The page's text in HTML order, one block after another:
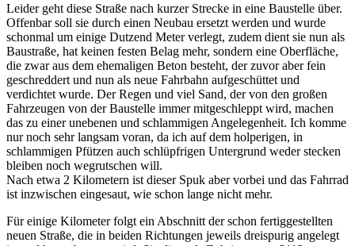
Leider geht diese Straße nach kurzer Strecke in eine Baustelle über.
Offenbar soll sie durch einen Neubau ersetzt werden und wurde
schonmal um einige Dutzend Meter verlegt, zudem dient sie nun als
Baustraße, hat keinen festen Belag mehr, sondern eine Oberfläche,
die zwar aus dem ehemaligen Beton besteht, der zuvor aber fein
geschreddert und nun als neue Fahrbahn aufgeschüttet und
verdichtet wurde. Der Regen und viel Sand, der von den großen
Fahrzeugen von der Baustelle immer mitgeschleppt wird, machen
das zu einer unebenen und schlammigen Angelegenheit. Ich komme
nur noch sehr langsam voran, da ich auf dem holperigen, in
schlammigen Pfützen auch schlüpfrigen Untergrund weder stecken
bleiben noch wegrutschen will.
Nach etwa 2 Kilometern ist dieser Spuk aber vorbei und das Fahrrad
ist inzwischen eingesaut, wie schon lange nicht mehr.
Für einige Kilometer folgt ein Abschnitt der schon fertiggestellten
neuen Straße, die in beiden Richtungen jeweils dreispurig angelegt